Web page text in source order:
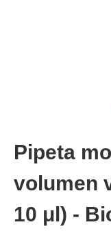
Pipeta
volumen
10 μl) -